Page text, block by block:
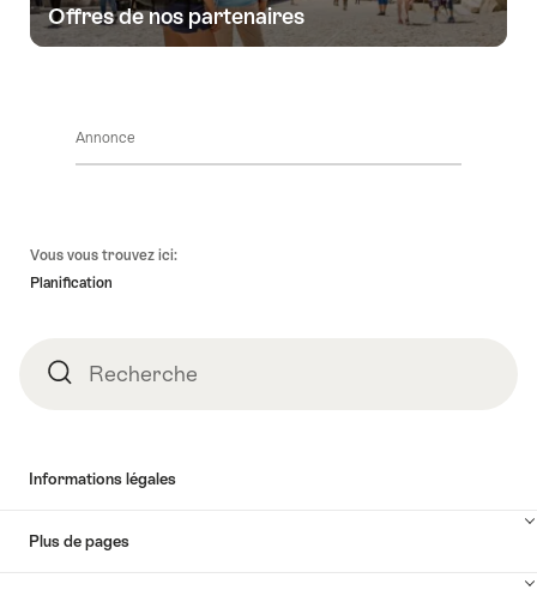
Offres de nos partenaires
Annonce
Vous vous trouvez ici:
Planification
RechercheRecherche
Informations légales
Plus de pages